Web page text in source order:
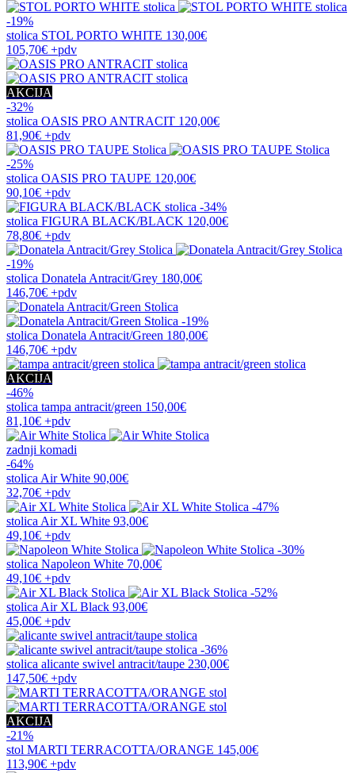
-19%
stolica STOL PORTO WHITE 130,00€
105,70€ +pdv
AKCIJA
-32%
stolica OASIS PRO ANTRACIT 120,00€
81,90€ +pdv
-25%
stolica OASIS PRO TAUPE 120,00€
90,10€ +pdv
-34%
stolica FIGURA BLACK/BLACK 120,00€
78,80€ +pdv
-19%
stolica Donatela Antracit/Grey 180,00€
146,70€ +pdv
-19%
stolica Donatela Antracit/Green 180,00€
146,70€ +pdv
AKCIJA
-46%
stolica tampa antracit/green 150,00€
81,10€ +pdv
zadnji komadi
-64%
stolica Air White 90,00€
32,70€ +pdv
-47%
stolica Air XL White 93,00€
49,10€ +pdv
-30%
stolica Napoleon White 70,00€
49,10€ +pdv
-52%
stolica Air XL Black 93,00€
45,00€ +pdv
-36%
stolica alicante swivel antracit/taupe 230,00€
147,50€ +pdv
AKCIJA
-21%
stol MARTI TERRACOTTA/ORANGE 145,00€
113,90€ +pdv